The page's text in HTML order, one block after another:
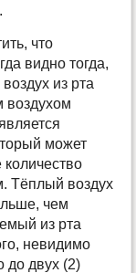
что
видно тогда,
из рта
воздухом
может
количество
Тёплый воздух
чем
из рта
невидимо
до двух (2)